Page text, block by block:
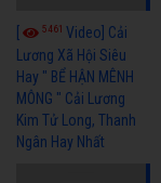
5461 Video] Cải
Lương Xã Hội Siêu
Hay " BỂ HẬN MÊNH
MÔNG " Cải Lương
Kim Tử Long, Thanh
Ngân Hay Nhất